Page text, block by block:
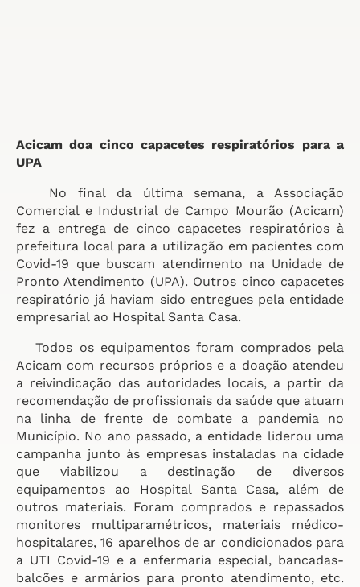
Acicam doa cinco capacetes respiratórios para a
UPA
No final da última semana, a Associação
Comercial e Industrial de Campo Mourão (Acicam)
fez a entrega de cinco capacetes respiratórios à
prefeitura local para a utilização em pacientes com
Covid-19 que buscam atendimento na Unidade de
Pronto Atendimento (UPA). Outros cinco capacetes
respiratório já haviam sido entregues pela entidade
empresarial ao Hospital Santa Casa.
Todos os equipamentos foram comprados pela
Acicam com recursos próprios e a doação atendeu
a reivindicação das autoridades locais, a partir da
recomendação de profissionais da saúde que atuam
na linha de frente de combate a pandemia no
Município. No ano passado, a entidade liderou uma
campanha junto às empresas instaladas na cidade
que viabilizou a destinação de diversos
equipamentos ao Hospital Santa Casa, além de
outros materiais. Foram comprados e repassados
monitores multiparamétricos, materiais médico-
hospitalares, 16 aparelhos de ar condicionados para
a UTI Covid-19 e a enfermaria especial, bancadas-
balcões e armários para pronto atendimento, etc.